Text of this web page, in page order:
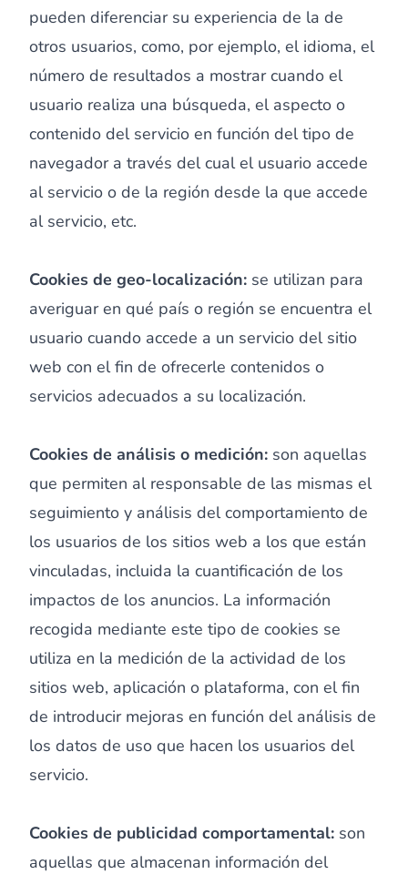
pueden diferenciar su experiencia de la de
otros usuarios, como, por ejemplo, el idioma, el
número de resultados a mostrar cuando el
usuario realiza una búsqueda, el aspecto o
contenido del servicio en función del tipo de
navegador a través del cual el usuario accede
al servicio o de la región desde la que accede
al servicio, etc.
Cookies de geo-localización: se utilizan para
averiguar en qué país o región se encuentra el
usuario cuando accede a un servicio del sitio
web con el fin de ofrecerle contenidos o
servicios adecuados a su localización.
Cookies de análisis o medición: son aquellas
que permiten al responsable de las mismas el
seguimiento y análisis del comportamiento de
los usuarios de los sitios web a los que están
vinculadas, incluida la cuantificación de los
impactos de los anuncios. La información
recogida mediante este tipo de cookies se
utiliza en la medición de la actividad de los
sitios web, aplicación o plataforma, con el fin
de introducir mejoras en función del análisis de
los datos de uso que hacen los usuarios del
servicio.
Cookies de publicidad comportamental: son
aquellas que almacenan información del